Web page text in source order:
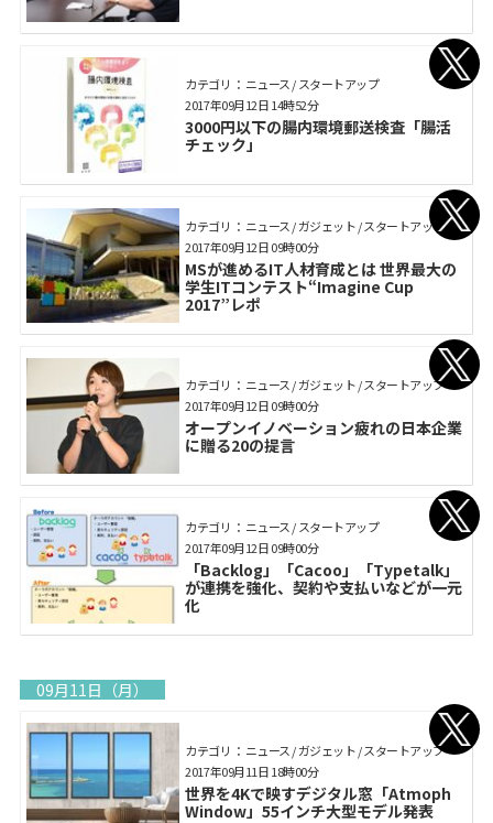
カテゴリ： ニュース / スタートアップ
3000円以下の腸内環境郵送検査「腸活
チェック」
2017年09月12日 14時52分
カテゴリ： ニュース / ガジェット / スタートアップ
MSが進めるIT人材育成とは 世界最大の
学生ITコンテスト“Imagine Cup
2017”レポ
2017年09月12日 09時00分
カテゴリ： ニュース / ガジェット / スタートアップ
オープンイノベーション疲れの日本企業
に贈る20の提言
2017年09月12日 09時00分
カテゴリ： ニュース / スタートアップ
「Backlog」「Cacoo」「Typetalk」
が連携を強化、契約や支払いなどが一元
化
2017年09月12日 09時00分
09月11日（月）
カテゴリ： ニュース / ガジェット / スタートアップ
世界を4Kで映すデジタル窓「Atmoph
Window」55インチ大型モデル発表
2017年09月11日 18時00分